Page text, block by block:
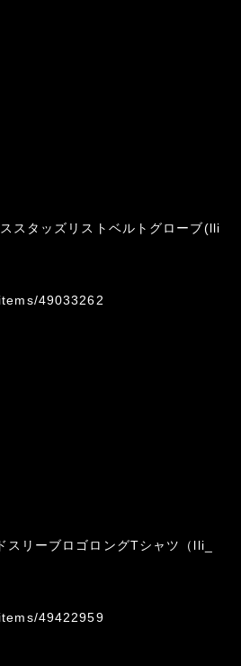
スタッズリストベルトグローブ(lli
49033262
スリーブロゴロングTシャツ（lli_
49422959